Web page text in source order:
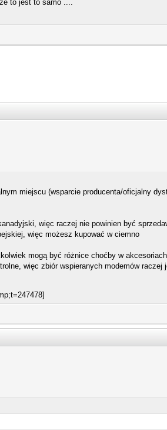
to jest to samo ....
miejscu (wsparcie producenta/oficjalny
więc raczej nie powinien być
więc możesz kupować w ciemno
mogą być różnice choćby w
więc zbiór wspieranych modemów raczej